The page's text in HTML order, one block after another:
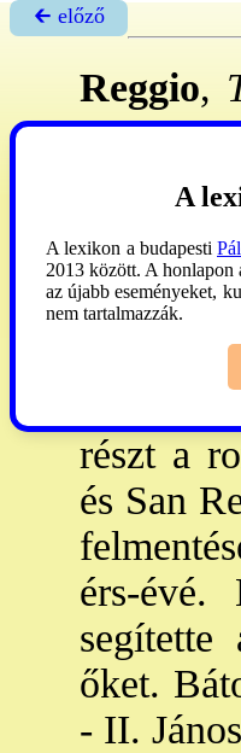
🡰 előző
Reggio,
1901.
1841.
1851: ig-
részt a
és San
érs-évé.
őket.
- II.
A
A lexikon a budapesti
2013 között. A honlapon
az újabb eseményeket,
nem tartalmazzák.